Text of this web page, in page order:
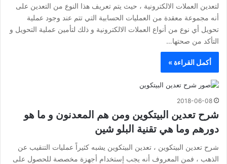
لتعدين العملات الالكترونية ، حيث يتم تعريف هذا النوع من التعدين على
أنه مجموعة معقدة من العمليات الحسابية التي تتم عند وجود عملية
تحويل أي نوع من أنواع العملات الالكترونية و ذلك لتأمين عملية التحويل و
التأكد من صحتها…
أكمل القراءة »
2018-06-08
شرح تعدين البيتكوين ومن هم المعدنون و ما هو
دورهم وما هي تقنية البلو شين
شرح تعدين البيتكوين ، تعدين البيتكوين يشبه كثيراً عمليات التنقيب عن
الذهب ، فمن المعروف أنه يجب إستخدام أجهزة مخصصة للحصول على